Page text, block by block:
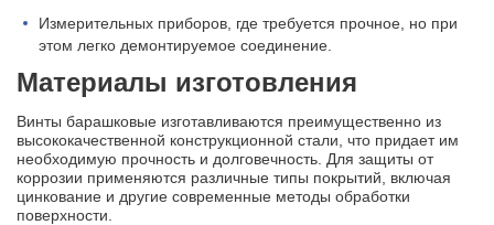
Измерительных приборов, где требуется прочное, но при
этом легко демонтируемое соединение.
Материалы изготовления
Винты барашковые изготавливаются преимущественно из
высококачественной конструкционной стали, что придает им
необходимую прочность и долговечность. Для защиты от
коррозии применяются различные типы покрытий, включая
цинкование и другие современные методы обработки
поверхности.